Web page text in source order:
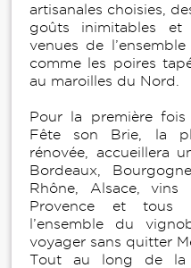
artisanales choisies,
goûts inimitables et
venues de
comme les poires
au maroilles du Nord.
Pour la première fois
Fête son Brie, la
rénovée, accueillera
Bordeaux,
Rhône, Alsace,
Provence et tous
l’ensemble du
voyager sans quitter
Tout au long de la